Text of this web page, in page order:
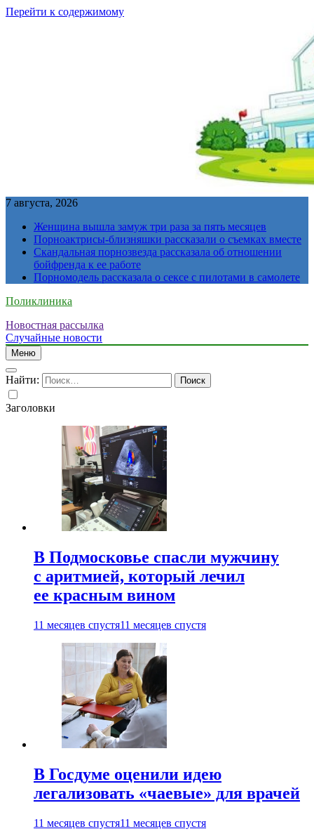
Перейти к содержимому
7 августа, 2026
Женщина вышла замуж три раза за пять месяцев
Порноактрисы-близняшки рассказали о съемках вместе
Скандальная порнозвезда рассказала об отношении
бойфренда к ее работе
Порномодель рассказала о сексе с пилотами в самолете
Поликлиника
Новостная рассылка
Случайные новости
Меню
Найти:
Заголовки
В Подмосковье спасли мужчину
с аритмией, который лечил
ее красным вином
11 месяцев спустя11 месяцев спустя
В Госдуме оценили идею
легализовать «чаевые» для врачей
11 месяцев спустя11 месяцев спустя